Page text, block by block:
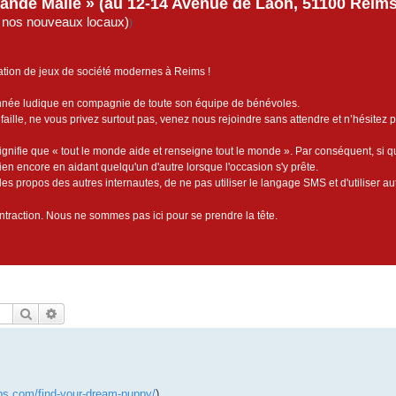
Malle » (au 12-14 Avenue de Laon, 51100
nouveaux locaux))
de jeux de société modernes à Reims !
ludique en compagnie de toute son équipe de bénévoles.
ne vous privez surtout pas, venez nous rejoindre sans attendre et n’hésitez
que « tout le monde aide et renseigne tout le monde ». Par conséquent, si
encore en aidant quelqu'un d'autre lorsque l'occasion s'y prête.
propos des autres internautes, de ne pas utiliser le langage SMS et d'utiliser
Nous ne sommes pas ici pour se prendre la tête.
Rechercher